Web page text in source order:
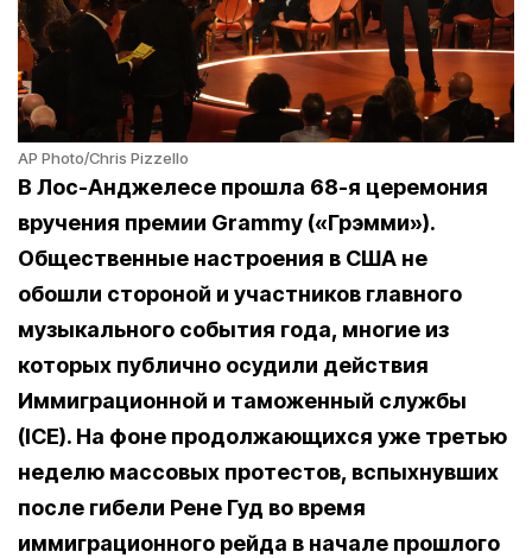
AP Photo/Chris Pizzello
В Лос-Анджелесе прошла 68-я церемония
вручения премии Grammy («Грэмми»).
Общественные настроения в США не
обошли стороной и участников главного
музыкального события года, многие из
которых публично осудили действия
Иммиграционной и таможенный службы
(ICE). На фоне продолжающихся уже третью
неделю массовых протестов, вспыхнувших
после гибели Рене Гуд во время
иммиграционного рейда в начале прошлого